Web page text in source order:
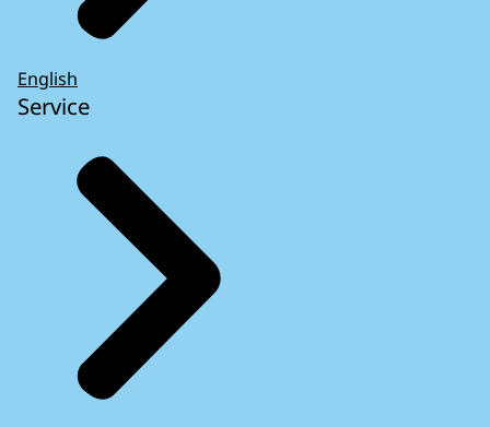
English
Service